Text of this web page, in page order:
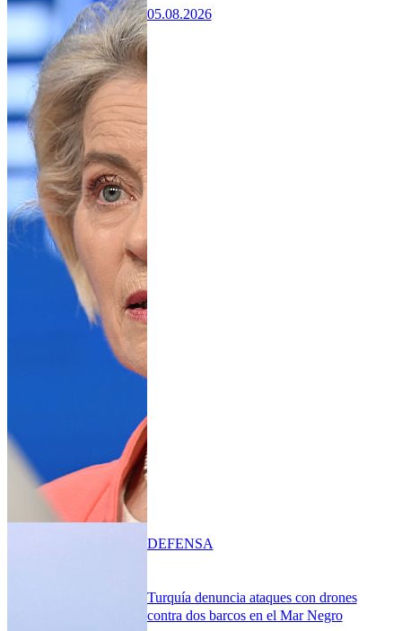
05.08.2026
Turquía denuncia ataques con drones
contra dos barcos en el Mar Negro
DEFENSA